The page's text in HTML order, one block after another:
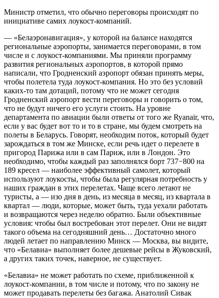
Министр отметил, что обычно переговоры происходят по
инициативе самих лоукост-компаний.
— «Белаэронавигация», у которой на балансе находятся
региональные аэропорты, занимается переговорами, в том
числе и с лоукост-компаниями. Мы приняли программу
развития региональных аэропортов, в которой прямо
написали, что Гродненский аэропорт обязан принять меры,
чтобы полетела туда лоукост-компания. Но это без условий
каких-то там дотаций, потому что не может сегодня
Гродненский аэропорт вести переговоры и говорить о том,
что не будут ничего его услуги стоить. На уровне
департамента по авиации были ответы от того же Ryanair, что,
если у вас будет вот то и то в стране, мы будем смотреть на
полеты в Беларусь. Говорят, необходим поток, который будет
зарождаться в том же Минске, если речь идет о перелете в
пригород Парижа или в сам Париж, или в Лондон. Это
необходимо, чтобы каждый раз заполнялся борт 737−800 на
189 кресел — наиболее эффективный самолет, который
используют лоукосты, чтобы была регулярная потребность у
наших граждан в этих перелетах. Чаще всего летают не
туристы, а — изо дня в день, из месяца в месяц, из квартала в
квартал — люди, которые, может быть, туда уехали работать
и возвращаются через неделю обратно. Были объективные
условия: чтобы был востребован этот перелет. Они не видят
такого объема на сегодняшний день… Достаточно много
людей летает по направлению Минск — Москва, вы видите,
что «Белавиа» выполняет более дешевые рейсы в Жуковский,
а других таких точек, наверное, не существует.
«Белавиа» не может работать по схеме, приближенной к
лоукост-компании, в том числе и потому, что по закону не
может продавать перелеты без багажа. Анатолий Сивак